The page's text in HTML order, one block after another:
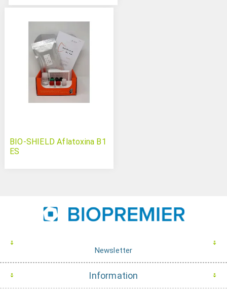
BIO-SHIELD Aflatoxina B1
ES
Newsletter
Information